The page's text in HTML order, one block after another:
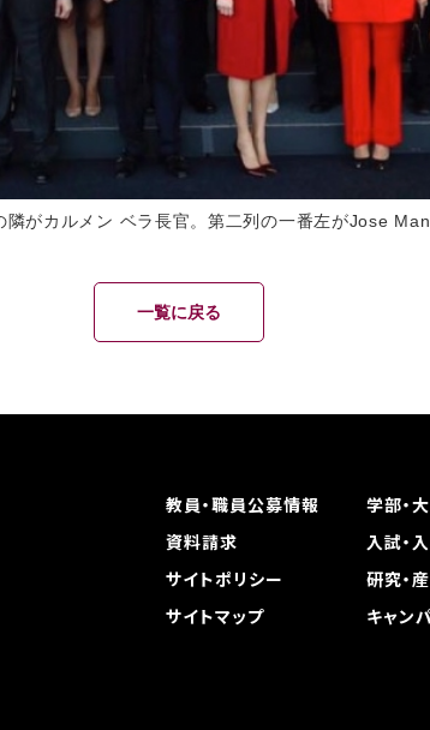
隣がカルメン ベラ長官。第二列の一番左がJose
一覧に戻る
教員・職員公募情報 学部・
資料請求
入試・
サイトポリシー
研究・
サイトマップ
キャン